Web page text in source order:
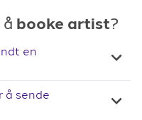
booke artist?
en
å sende